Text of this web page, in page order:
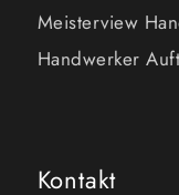
Meisterview
Handwerker
Kontakt